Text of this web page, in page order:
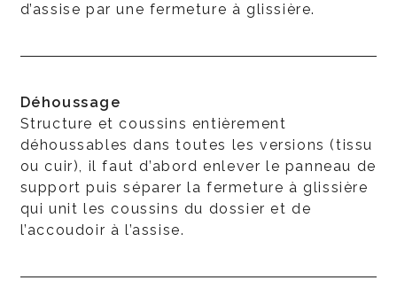
d’assise par une fermeture à glissière.
Déhoussage
Structure et coussins entièrement
déhoussables dans toutes les versions (tissu
ou cuir), il faut d’abord enlever le panneau de
support puis séparer la fermeture à glissière
qui unit les coussins du dossier et de
l’accoudoir à l’assise.